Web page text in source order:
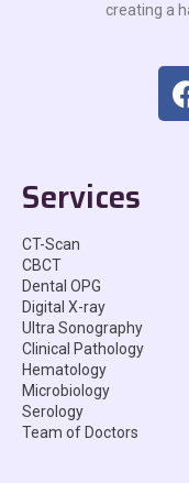
creating a
Services
CT-Scan
CBCT
Dental OPG
Digital X-ray
Ultra Sonography
Clinical Pathology
Hematology
Microbiology
Serology
Team of Doctors